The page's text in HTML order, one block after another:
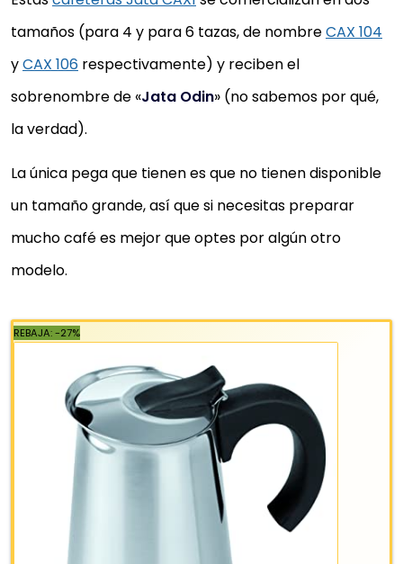
Cuerpo de aluminio
Inducción
Comprar YA
tamaños (para 4 y para 6 tazas, de nombreCAX 104
yCAX 106 respectivamente) y reciben el
sobrenombre de «Jata Odin» (no sabemos por qué,
la verdad).
La única pega que tienen es que no tienen disponible
un tamaño grande, así que si necesitas preparar
mucho café es mejor que optes por algún otro
modelo.